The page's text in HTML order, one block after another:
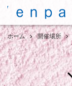
ホーム 開催場所